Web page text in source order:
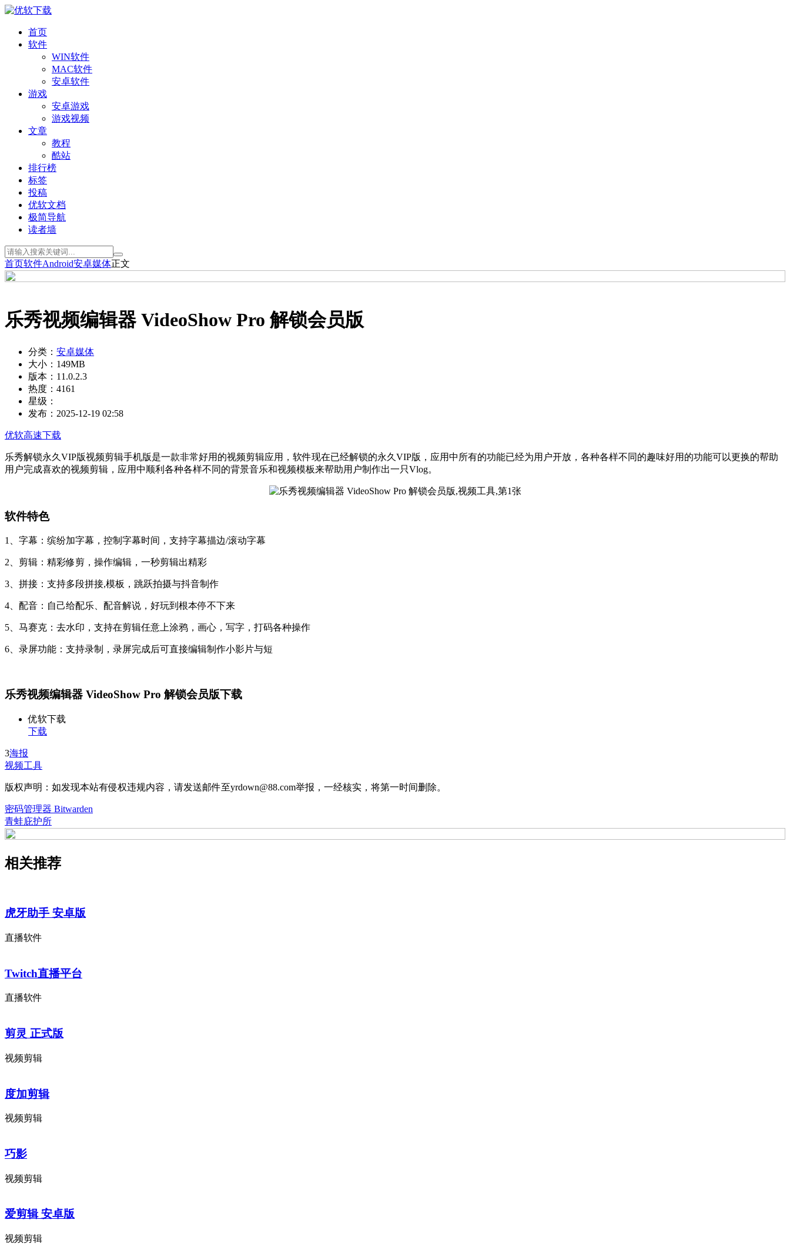
首页
软件
WIN软件
MAC软件
安卓软件
游戏
安卓游戏
游戏视频
文章
教程
酷站
排行榜
标签
投稿
优软文档
极简导航
读者墙
首页软件Android安卓媒体正文
乐秀视频编辑器 VideoShow Pro 解锁会员版
分类： 安卓媒体
大小： 149MB
版本： 11.0.2.3
热度： 4161
星级：
发布： 2025-12-19 02:58
优软高速下载
乐秀解锁永久VIP版视频剪辑手机版是一款非常好用的视频剪辑应用，软件现在已经解锁的永久VIP版，应用中所有的功能已经为用户开放，各种各样不同的趣味好用的功能可以更换的帮助
用户完成喜欢的视频剪辑，应用中顺利各种各样不同的背景音乐和视频模板来帮助用户制作出一只Vlog。
软件特色
1、字幕：缤纷加字幕，控制字幕时间，支持字幕描边/滚动字幕
2、剪辑：精彩修剪，操作编辑，一秒剪辑出精彩
3、拼接：支持多段拼接,模板，跳跃拍摄与抖音制作
4、配音：自己给配乐、配音解说，好玩到根本停不下来
5、马赛克：去水印，支持在剪辑任意上涂鸦，画心，写字，打码各种操作
6、录屏功能：支持录制，录屏完成后可直接编辑制作小影片与短
乐秀视频编辑器 VideoShow Pro 解锁会员版下载
优软下载
下载
3海报
视频工具
版权声明：如发现本站有侵权违规内容，请发送邮件至yrdown@88.com举报，一经核实，将第一时间删除。
密码管理器 Bitwarden
青蛙庇护所
相关推荐
虎牙助手 安卓版
直播软件
Twitch直播平台
直播软件
剪灵 正式版
视频剪辑
度加剪辑
视频剪辑
巧影
视频剪辑
爱剪辑 安卓版
视频剪辑